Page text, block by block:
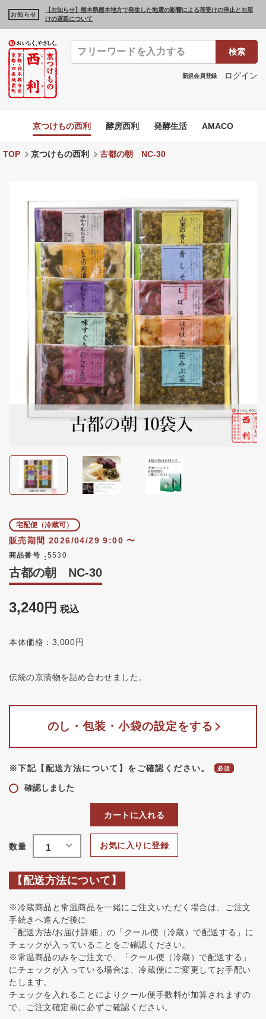
お知らせ
【お知らせ】熊本県熊本地方で発生した地震の影響による荷受けの停止とお届
けの遅延について
検索
新規会員登録 ログイン
京つけもの西利 酵房西利 発酵生活 AMACO
TOP 京つけもの西利 古都の朝 NC-30
宅配便（冷蔵可）
販売期間 2026/04/29 9:00〜
商品番号 5530
古都の朝 NC-30
3,240 税込
本体価格：3,000円
伝統の京漬物を詰め合わせました。
のし・包装・小袋の設定をする
※下記【配送方法について】をご確認ください。
確認しました
お気に入りに登録
カートに入れる
【配送方法について】
※冷蔵商品と常温商品を一緒にご注文いただく場合は、ご注文
手続きへ進んだ後に
「配送方法/お届け詳細」の「クール便（冷蔵）で配送する」に
チェックが入っていることをご確認ください。
※常温商品のみをご注文で、「クール便（冷蔵）で配送する」
にチェックが入っている場合は、冷蔵便にご変更してお手配い
たします。
チェックを入れることによりクール便手数料が加算されますの
で、ご注文確定前に必ずご確認ください。